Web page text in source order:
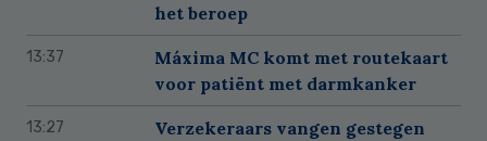
het beroep
13:37
Máxima MC komt met routekaart
voor patiënt met darmkanker
13:27
Verzekeraars vangen gestegen